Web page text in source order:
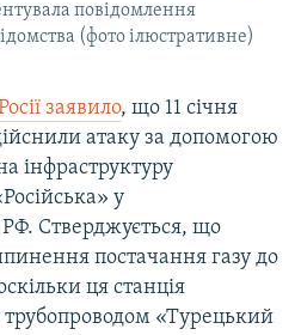
повідомлення
(фото ілюстративне)
заявило, що 11 січня
атаку за допомогою
інфраструктуру
у
Стверджується, що
постачання газу до
ця станція
трубопроводом «Турецький